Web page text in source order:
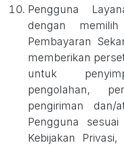
Pengguna
dengan
Pembayaran
memberikan
untuk
pengolahan,
pengiriman dan/
Pengguna
Kebijakan